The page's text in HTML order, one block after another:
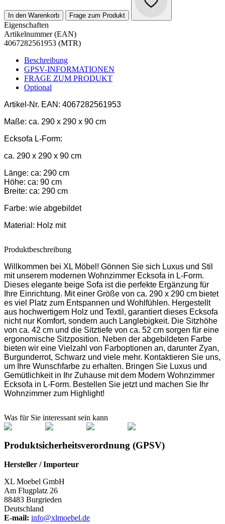
In den Warenkorb Frage zum Produkt
Eigenschaften
Artikelnummer (EAN)
4067282561953 (MTR)
Beschreibung
GPSV-INFORMATIONEN
FRAGE ZUM PRODUKT
Optional
Artikel-Nr. EAN: 4067282561953
Maße: ca. 290 x 290 x 90 cm
Ecksofa L-Form:
ca. 290 x 290 x 90 cm
Länge: ca: 290 cm
Höhe: ca: 90 cm
Breite: ca: 290 cm
Farbe: wie abgebildet
Material: Holz mit
Produktbeschreibung
Willkommen bei XL Möbel! Gönnen Sie sich Luxus und Stil
mit unserem modernen Wohnzimmer Ecksofa in L-Form.
Dieses elegante beige Sofa ist die perfekte Ergänzung für
Ihre Einrichtung. Mit einer Größe von ca. 290 x 290 cm bietet
es viel Platz zum Entspannen und Wohlfühlen. Hergestellt
aus hochwertigem Holz und Textil, garantiert dieses Ecksofa
nicht nur Komfort, sondern auch Langlebigkeit. Die Sitzhöhe
von ca. 42 cm und die Sitztiefe von ca. 52 cm sorgen für eine
ergonomische Sitzposition. Neben der abgebildeten Farbe
bieten wir eine Vielzahl von Farboptionen an, darunter Zyan,
Burgunderrot, Schwarz und viele mehr. Kontaktieren Sie uns,
um Ihre Wunschfarbe zu erhalten. Bringen Sie Luxus und
Gemütlichkeit in Ihr Zuhause mit dem Modern Wohnzimmer
Ecksofa in L-Form. Bestellen Sie jetzt und machen Sie Ihr
Wohnzimmer zum Highlight!
Was für Sie interessant sein kann
Produktsicherheitsverordnung (GPSV)
Hersteller / Importeur
XL Moebel GmbH
Am Flugplatz 26
88483 Burgrieden
Deutschland
E-mail: info@xlmoebel.de